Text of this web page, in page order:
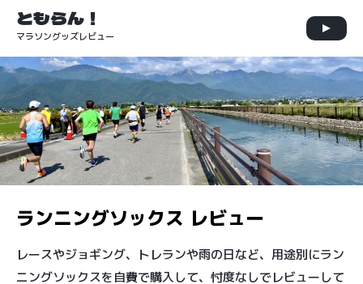
ともらん！
マラソングッズレビュー
ランニングソックス レビュー
レースやジョギング、トレランや雨の日など、用途別にラン
ニングソックスを自費で購入して、忖度なしでレビューして